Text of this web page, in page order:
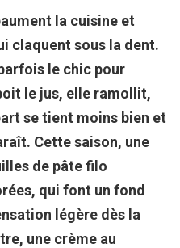
la cuisine et
claquent sous la dent.
le chic pour
le jus, elle ramollit,
se tient moins bien et
Cette saison, une
de pâte filo
qui font un fond
légère dès la
une crème au